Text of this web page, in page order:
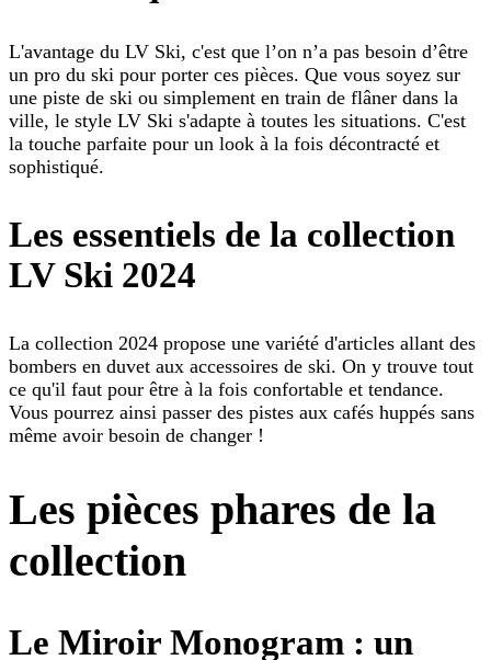
L'avantage du LV Ski, c'est que l’on n’a pas besoin d’être
un pro du ski pour porter ces pièces. Que vous soyez sur
une piste de ski ou simplement en train de flâner dans la
ville, le style LV Ski s'adapte à toutes les situations. C'est
la touche parfaite pour un look à la fois décontracté et
sophistiqué.
Les essentiels de la collection
LV Ski 2024
La collection 2024 propose une variété d'articles allant des
bombers en duvet aux accessoires de ski. On y trouve tout
ce qu'il faut pour être à la fois confortable et tendance.
Vous pourrez ainsi passer des pistes aux cafés huppés sans
même avoir besoin de changer !
Les pièces phares de la
collection
Le Miroir Monogram : un